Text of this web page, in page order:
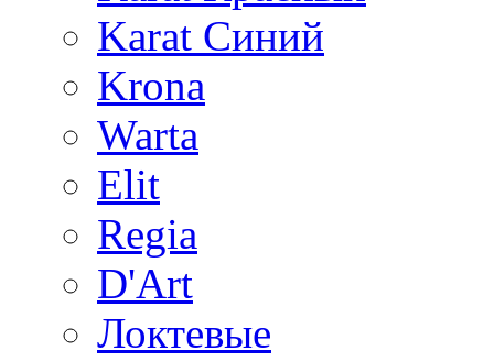
Karat Синий
Krona
Warta
Elit
Regia
D'Art
Локтевые